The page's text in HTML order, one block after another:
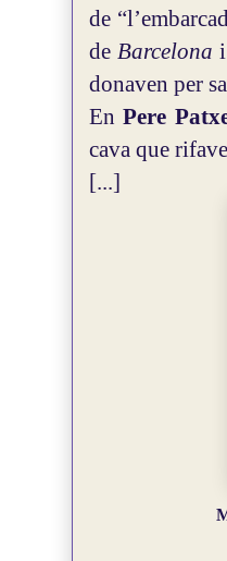
de
deBarcelona
donaven per
EnPere
cava que
[...]